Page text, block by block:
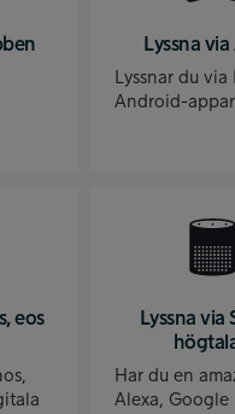
Lyssna
Lyssnar du
Android-
eos
Lyssna via
Har du en
Alexa, Google